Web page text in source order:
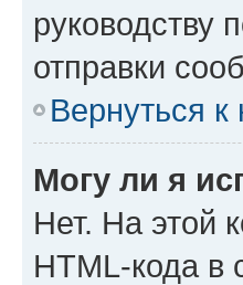
руководству
отправки
Вернуться к
Могу ли я
Нет. На этой
HTML-кода в